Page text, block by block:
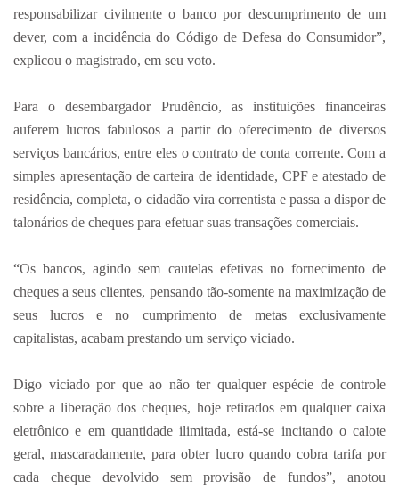
responsabilizar civilmente o banco por descumprimento de um
dever, com a incidência do Código de Defesa do Consumidor”,
explicou o magistrado, em seu voto.
Para o desembargador Prudêncio, as instituições financeiras
auferem lucros fabulosos a partir do oferecimento de diversos
serviços bancários, entre eles o contrato de conta corrente. Com a
simples apresentação de carteira de identidade, CPF e atestado de
residência, completa, o cidadão vira correntista e passa a dispor de
talonários de cheques para efetuar suas transações comerciais.
“Os bancos, agindo sem cautelas efetivas no fornecimento de
cheques a seus clientes, pensando tão-somente na maximização de
seus lucros e no cumprimento de metas exclusivamente
capitalistas, acabam prestando um serviço viciado.
Digo viciado por que ao não ter qualquer espécie de controle
sobre a liberação dos cheques, hoje retirados em qualquer caixa
eletrônico e em quantidade ilimitada, está-se incitando o calote
geral, mascaradamente, para obter lucro quando cobra tarifa por
cada cheque devolvido sem provisão de fundos”, anotou